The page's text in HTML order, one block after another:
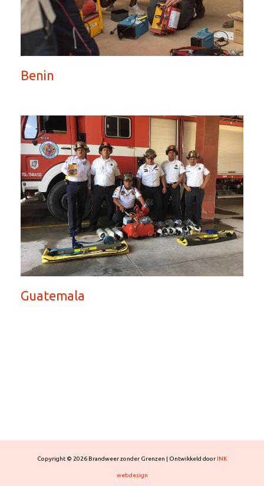
Benin
Guatemala
Copyright © 2026 Brandweer zonder Grenzen | Ontwikkeld door INK
webdesign